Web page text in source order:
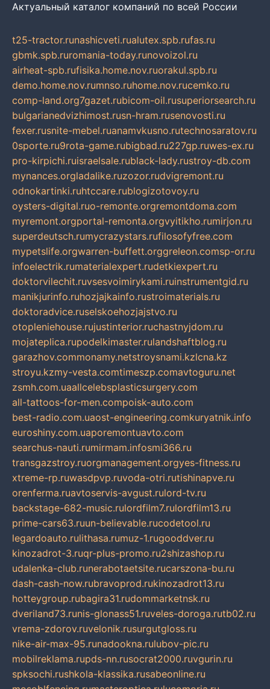
Актуальный каталог компаний по всей России
t25-tractor.runashicveti.rualutex.spb.rufas.ru
gbmk.spb.ruromania-today.runovoizol.ru
airheat-spb.rufisika.home.nov.ruorakul.spb.ru
demo.home.nov.rumnso.ruhome.nov.rucemko.ru
comp-land.org7gazet.rubicom-oil.rusuperiorsearch.ru
bulgarianedvizhimost.rusn-hram.rusenovosti.ru
fexer.rusnite-mebel.ruanamvkusno.rutechnosaratov.ru
0sporte.ru9rota-game.rubigbad.ru227gp.ruwes-ex.ru
pro-kirpichi.ruisraelsale.rublack-lady.rustroy-db.com
mynances.orgladalike.ruzozor.rudvigremont.ru
odnokartinki.ruhtccare.rublogizotovoy.ru
oysters-digital.ruo-remonte.orgremontdoma.com
myremont.orgportal-remonta.orgvyitikho.rumirjon.ru
superdeutsch.rumycrazystars.rufilosofyfree.com
mypetslife.orgwarren-buffett.orggreleon.comsp-or.ru
infoelectrik.rumaterialexpert.rudetkiexpert.ru
doktorvilechit.ruvsesvoimirykami.ruinstrumentgid.ru
manikjurinfo.ruhozjajkainfo.rustroimaterials.ru
doktoradvice.ruselskoehozjajstvo.ru
otopleniehouse.rujustinterior.ruchastnyjdom.ru
mojateplica.rupodelkimaster.rulandshaftblog.ru
garazhov.commonamy.netstroysnami.kzlcna.kz
stroyu.kzmy-vesta.comtimeszp.comavtoguru.net
zsmh.com.uaallcelebsplasticsurgery.com
all-tattoos-for-men.compoisk-auto.com
best-radio.com.uaost-engineering.comkuryatnik.info
euroshiny.com.uaporemontuavto.com
searchus-nauti.rumirmam.infosmi366.ru
transgazstroy.ruorgmanagement.orgyes-fitness.ru
xtreme-rp.ruwasdpvp.ruvoda-otri.rutishinapve.ru
orenferma.ruavtoservis-avgust.rulord-tv.ru
backstage-682-music.rulordfilm7.rulordfilm13.ru
prime-cars63.ruun-believable.rucodetool.ru
legardoauto.rulithasa.rumuz-1.rugooddver.ru
kinozadrot-3.ruqr-plus-promo.ru2shizashop.ru
udalenka-club.runerabotaetsite.rucarszona-bu.ru
dash-cash-now.rubravoprod.rukinozadrot13.ru
hotteygroup.rubagira31.rudommarketnsk.ru
dveriland73.runis-glonass51.ruveles-doroga.rutb02.ru
vrema-zdorov.ruvelonik.rusurgutgloss.ru
nike-air-max-95.runadookna.rulubov-pic.ru
mobilreklama.rupds-nn.rusocrat2000.ruvgurin.ru
spksochi.rushkola-klassika.rusabeonline.ru